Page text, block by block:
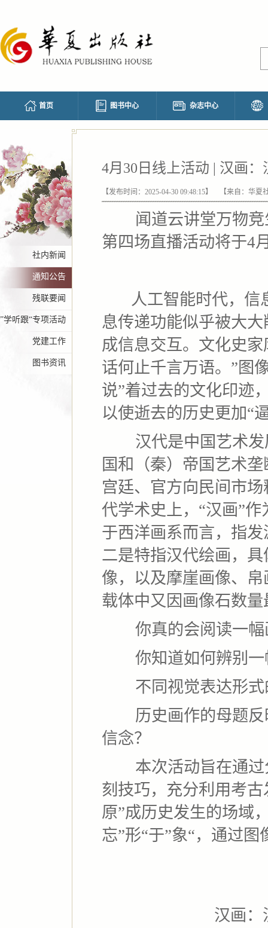
首页 图书中心 杂志中心
社内新闻
通知公告
残联要闻
”学听跟“专项活动
党建工作
图书资讯
4月30日线上活动 | 汉画
【发布时间：2025-04-30 09:48:15】 【来自：华夏
闻道云讲堂万物竞
第四场直播活动将于4
人工智能时代，信
息传递功能似乎被大
成信息交互。文化史
话何止千言万语。”图
说”着过去的文化印迹
以使逝去的历史更加“
汉代是中国艺术发
国和（秦）帝国艺术
宫廷、官方向民间市
代学术史上，“汉画”
于西洋画系而言，指
二是特指汉代绘画，
像，以及摩崖画像、
载体中又因画像石数
你真的会阅读一幅
你知道如何辨别一
不同视觉表达形式
历史画作的母题反
信念？
本次活动旨在通过
刻技巧，充分利用考
原”成历史发生的场域
忘”形“于”象“，通过
汉画：